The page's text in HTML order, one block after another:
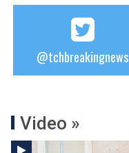
@tchbreakingnews
Video »